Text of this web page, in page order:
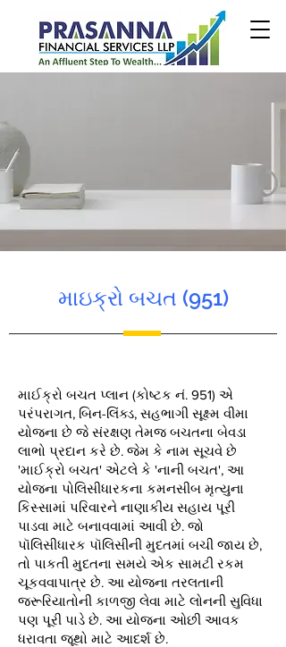
માઇક્રો બચત (951)
માઈક્રો બચત પ્લાન (કોષ્ટક નં. 951) એ
પરંપરાગત, બિન-લિંક્ડ, સહભાગી સૂક્ષ્મ વીમા
યોજના છે જે સંરક્ષણ તેમજ બચતના બેવડા
લાભો પ્રદાન કરે છે. જેમ કે નામ સૂચવે છે
'માઈક્રો બચત' એટલે કે 'નાની બચત', આ
યોજના પોલિસીધારકના કમનસીબ મૃત્યુના
કિસ્સામાં પરિવારને નાણાકીય સહાય પૂરી
પાડવા માટે બનાવવામાં આવી છે. જો
પૉલિસીધારક પૉલિસીની મુદતમાં બચી જાય છે,
તો પાકતી મુદતના સમયે એક સામટી રકમ
ચૂકવવાપાત્ર છે. આ યોજના તરલતાની
જરૂરિયાતોની કાળજી લેવા માટે લોનની સુવિધા
પણ પૂરી પાડે છે. આ યોજના ઓછી આવક
ધરાવતા જૂથો માટે આદર્શ છે.